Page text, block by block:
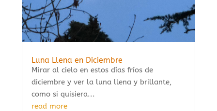
Luna Llena en Diciembre
Mirar al cielo en estos días fríos de
diciembre y ver la luna llena y brillante,
como si quisiera...
read more